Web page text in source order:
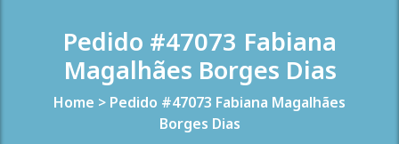
Pedido #47073 Fabiana
Magalhães Borges Dias
Home > Pedido #47073 Fabiana Magalhães
Borges Dias